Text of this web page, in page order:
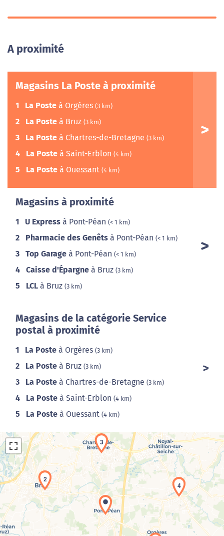
A proximité
Magasins La Poste à proximité
1 La Poste à Orgères (3 km)
2 La Poste à Bruz (3 km)
3 La Poste à Chartres-de-Bretagne (3 km)
4 La Poste à Saint-Erblon (4 km)
5 La Poste à Ouessant (4 km)
Magasins à proximité
1 U Express à Pont-Péan (< 1 km)
2 Pharmacie des Genêts à Pont-Péan (< 1 km)
3 Top Garage à Pont-Péan (< 1 km)
4 Caisse d'Épargne à Bruz (3 km)
5 LCL à Bruz (3 km)
Magasins de la catégorie Service
postal à proximité
1 La Poste à Orgères (3 km)
2 La Poste à Bruz (3 km)
3 La Poste à Chartres-de-Bretagne (3 km)
4 La Poste à Saint-Erblon (4 km)
5 La Poste à Ouessant (4 km)
Chargement de la carte en cours...
2
3
4